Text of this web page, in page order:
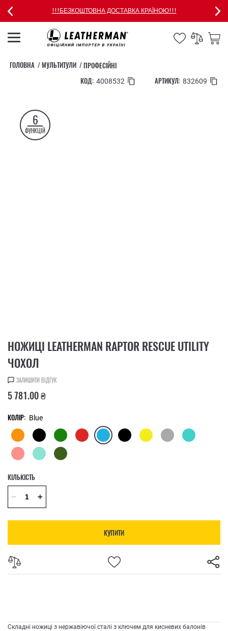
!!!БЕЗКОШТОВНА ДОСТАВКА КРАЇНОЮ!!!
ГОЛОВНА МУЛЬТИТУЛИ
ПРОФЕСІЙНІ
КОД: 4008532 АРТИКУЛ: 832609
6
ФУНКЦІЙ
НОЖИЦІ LEATHERMAN RAPTOR RESCUE UTILITY
ЧОХОЛ
ЗАЛИШИТИ ВІДГУК
5 781.00 ₴
КОЛІР: Blue
КІЛЬКІСТЬ
КУПИТИ
Складні ножиці з нержавіючої сталі з ключем для кисневих балонів